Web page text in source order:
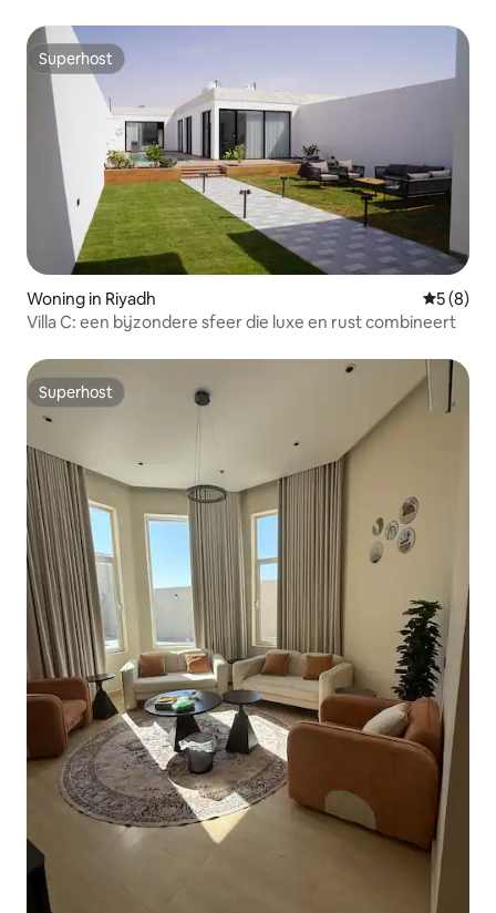
Superhost
Superhost
Woning in Riyadh
5 (8)
Villa C: een bijzondere sfeer die luxe en rust combineert
Superhost
Superhost